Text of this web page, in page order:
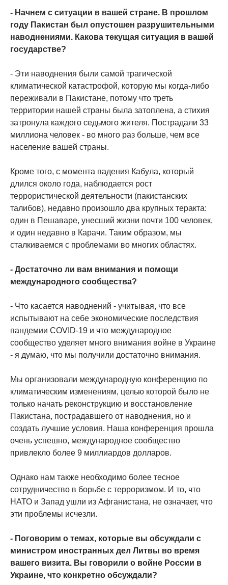
- Начнем с ситуации в вашей стране. В прошлом
году Пакистан был опустошен разрушительными
наводнениями. Какова текущая ситуация в вашей
государстве?
- Эти наводнения были самой трагической
климатической катастрофой, которую мы когда-либо
переживали в Пакистане, потому что треть
территории нашей страны была затоплена, а стихия
затронула каждого седьмого жителя. Пострадали 33
миллиона человек - во много раз больше, чем все
население вашей страны.
Кроме того, с момента падения Кабула, который
длился около года, наблюдается рост
террористической деятельности (пакистанских
талибов), недавно произошло два крупных теракта:
один в Пешаваре, унесший жизни почти 100 человек,
и один недавно в Карачи. Таким образом, мы
сталкиваемся с проблемами во многих областях.
- Достаточно ли вам внимания и помощи
международного сообщества?
- Что касается наводнений - учитывая, что все
испытывают на себе экономические последствия
пандемии COVID-19 и что международное
сообщество уделяет много внимания войне в Украине
- я думаю, что мы получили достаточно внимания.
Мы организовали международную конференцию по
климатическим изменениям, целью которой было не
только начать реконструкцию и восстановление
Пакистана, пострадавшего от наводнения, но и
создать лучшие условия. Наша конференция прошла
очень успешно, международное сообщество
привлекло более 9 миллиардов долларов.
Однако нам также необходимо более тесное
сотрудничество в борьбе с терроризмом. И то, что
НАТО и Запад ушли из Афганистана, не означает, что
эти проблемы исчезли.
- Поговорим о темах, которые вы обсуждали с
министром иностранных дел Литвы во время
вашего визита. Вы говорили о войне России в
Украине, что конкретно обсуждали?